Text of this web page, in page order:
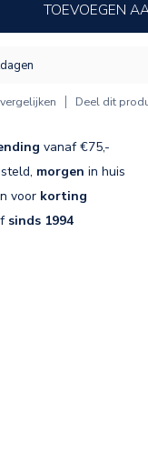
TOEVOEGEN
Deel dit
vanaf €75,-
morgen in huis
voor korting
sinds 1994